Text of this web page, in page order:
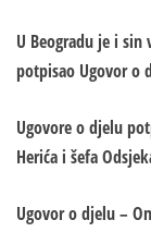
U Beogradu je i
potpisao Ugovor o
Ugovore o djelu
Herića i šefa
Ugovor o djelu –